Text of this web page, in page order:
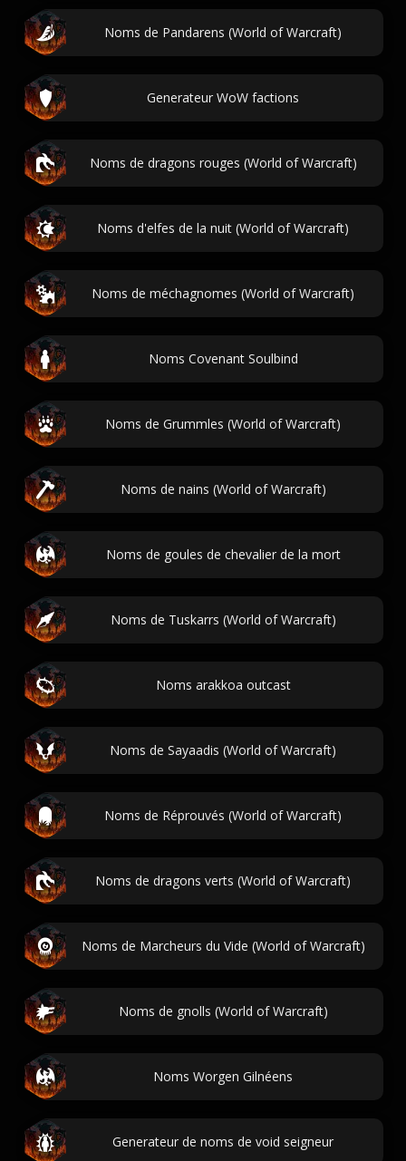
Noms de Pandarens (World of Warcraft)
Generateur WoW factions
Noms de dragons rouges (World of Warcraft)
Noms d'elfes de la nuit (World of Warcraft)
Noms de méchagnomes (World of Warcraft)
Noms Covenant Soulbind
Noms de Grummles (World of Warcraft)
Noms de nains (World of Warcraft)
Noms de goules de chevalier de la mort
Noms de Tuskarrs (World of Warcraft)
Noms arakkoa outcast
Noms de Sayaadis (World of Warcraft)
Noms de Réprouvés (World of Warcraft)
Noms de dragons verts (World of Warcraft)
Noms de Marcheurs du Vide (World of Warcraft)
Noms de gnolls (World of Warcraft)
Noms Worgen Gilnéens
Generateur de noms de void seigneur